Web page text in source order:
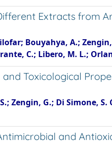
Extracts from
Bouyahya, A.;
C.; Libero, M. L.;
Toxicological
Zengin, G.; Di Simone,
and